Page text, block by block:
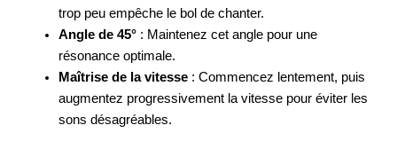
trop peu empêche le bol de chanter.
Angle de 45° : Maintenez cet angle pour une
résonance optimale.
Maîtrise de la vitesse : Commencez lentement, puis
augmentez progressivement la vitesse pour éviter les
sons désagréables.